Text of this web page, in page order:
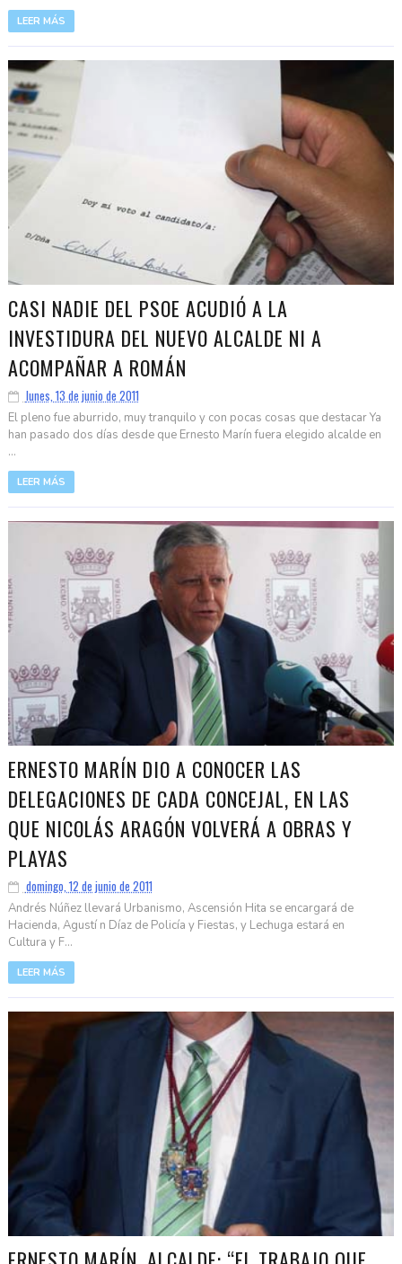
LEER MÁS
CASI NADIE DEL PSOE ACUDIÓ A LA
INVESTIDURA DEL NUEVO ALCALDE NI A
ACOMPAÑAR A ROMÁN
lunes, 13 de junio de 2011
El pleno fue aburrido, muy tranquilo y con pocas cosas que destacar Ya
han pasado dos días desde que Ernesto Marín fuera elegido alcalde en
...
LEER MÁS
ERNESTO MARÍN DIO A CONOCER LAS
DELEGACIONES DE CADA CONCEJAL, EN LAS
QUE NICOLÁS ARAGÓN VOLVERÁ A OBRAS Y
PLAYAS
domingo, 12 de junio de 2011
Andrés Núñez llevará Urbanismo, Ascensión Hita se encargará de
Hacienda, Agustí n Díaz de Policía y Fiestas, y Lechuga estará en
Cultura y F...
LEER MÁS